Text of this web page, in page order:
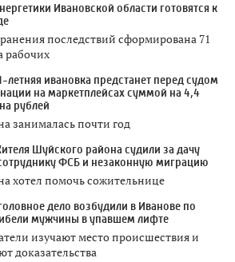
Ивановской области готовятся к
последствий сформирована 71
рабочих
летняя ивановка предстанет перед судом
на маркетплейсах суммой на 4,4
рублей
занималась почти год
Шуйского района судили за дачу
ФСБ и незаконную миграцию
хотел помочь сожительнице
дело возбудили в Иванове по
мужчины в упавшем лифте
изучают место происшествия и
доказательства